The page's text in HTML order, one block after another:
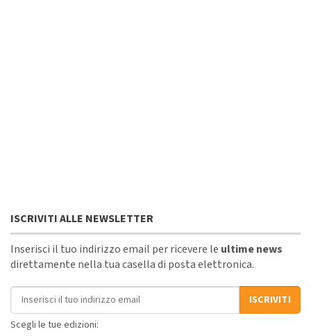
ISCRIVITI ALLE NEWSLETTER
Inserisci il tuo indirizzo email per ricevere le ultime news
direttamente nella tua casella di posta elettronica.
Indirizzo email
ISCRIVITI
Scegli le tue edizioni: